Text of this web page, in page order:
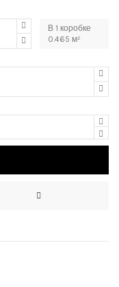
В 1 коробке
0.465 м²